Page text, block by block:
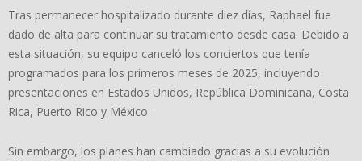
Tras permanecer hospitalizado durante diez días, Raphael fue
dado de alta para continuar su tratamiento desde casa. Debido a
esta situación, su equipo canceló los conciertos que tenía
programados para los primeros meses de 2025, incluyendo
presentaciones en Estados Unidos, República Dominicana, Costa
Rica, Puerto Rico y México.
Sin embargo, los planes han cambiado gracias a su evolución